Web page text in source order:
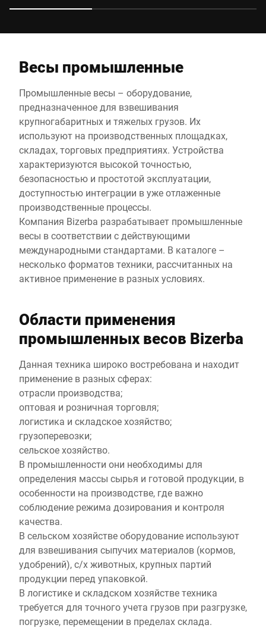
FriendlyCaptcha ⇗
Отправить
Весы промышленные
Промышленные весы – оборудование,
предназначенное для взвешивания
крупногабаритных и тяжелых грузов. Их
используют на производственных площадках,
складах, торговых предприятиях. Устройства
характеризуются высокой точностью,
безопасностью и простотой эксплуатации,
доступностью интеграции в уже отлаженные
производственные процессы.
Компания Bizerba разрабатывает промышленные
весы в соответствии с действующими
международными стандартами. В каталоге –
несколько форматов техники, рассчитанных на
активное применение в разных условиях.
Области применения
промышленных весов Bizerba
Данная техника широко востребована и находит
применение в разных сферах:
отрасли производства;
оптовая и розничная торговля;
логистика и складское хозяйство;
грузоперевозки;
сельское хозяйство.
В промышленности они необходимы для
определения массы сырья и готовой продукции, в
особенности на производстве, где важно
соблюдение режима дозирования и контроля
качества.
В сельском хозяйстве оборудование используют
для взвешивания сыпучих материалов (кормов,
удобрений), с/х животных, крупных партий
продукции перед упаковкой.
В логистике и складском хозяйстве техника
требуется для точного учета грузов при разгрузке,
погрузке, перемещении в пределах склада.